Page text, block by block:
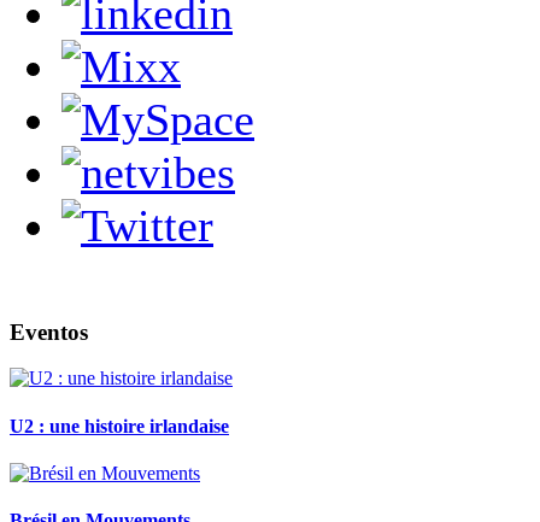
Eventos
U2 : une histoire irlandaise